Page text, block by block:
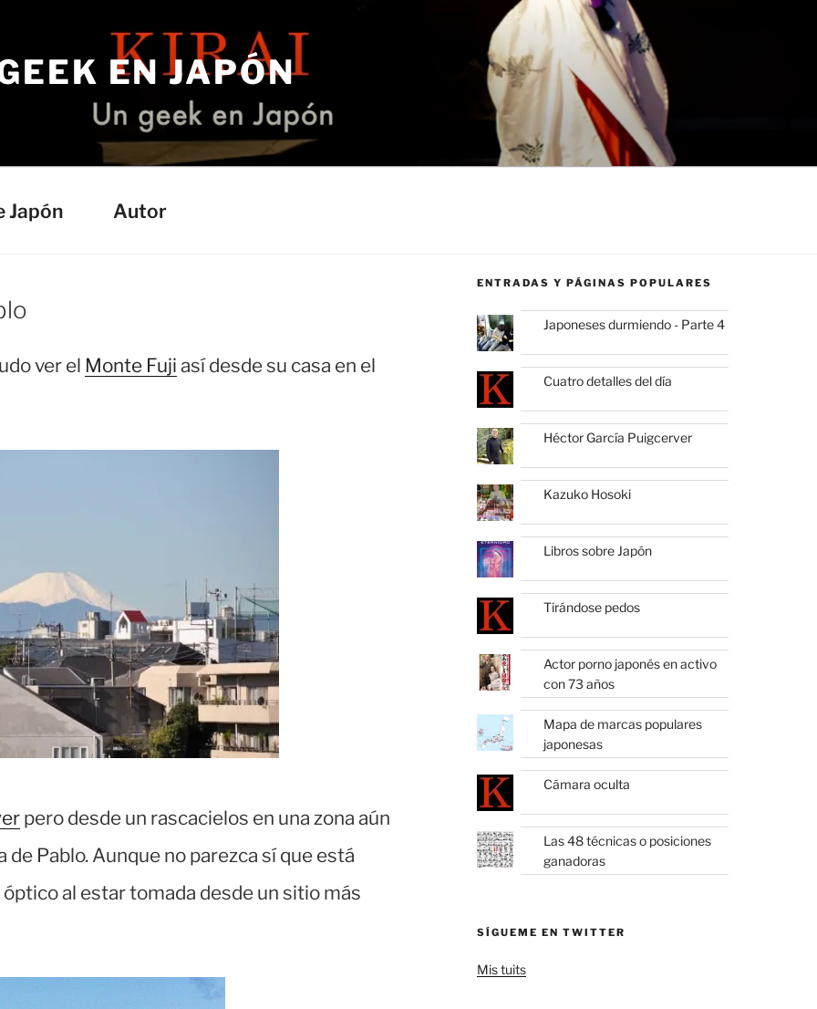
EN JAPÓN
Japón Autor
ver el Monte Fuji así desde su casa en el
pero desde un rascacielos en una zona aún
Pablo. Aunque no parezca sí que está
al estar tomada desde un sitio más
ENTRADAS Y PÁGINAS POPULARES
Japoneses durmiendo - Parte 4
Cuatro detalles del día
Héctor García Puigcerver
Kazuko Hosoki
Libros sobre Japón
Tirándose pedos
Actor porno japonés en activo
con 73 años
Mapa de marcas populares
japonesas
Cámara oculta
Las 48 técnicas o posiciones
ganadoras
SÍGUEME EN TWITTER
Mis tuits